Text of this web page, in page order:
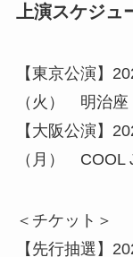
上演スケジュ
【東京公演】
（火） 明治座
【大阪公演】
（月） COOL
＜チケット＞
【先行抽選】